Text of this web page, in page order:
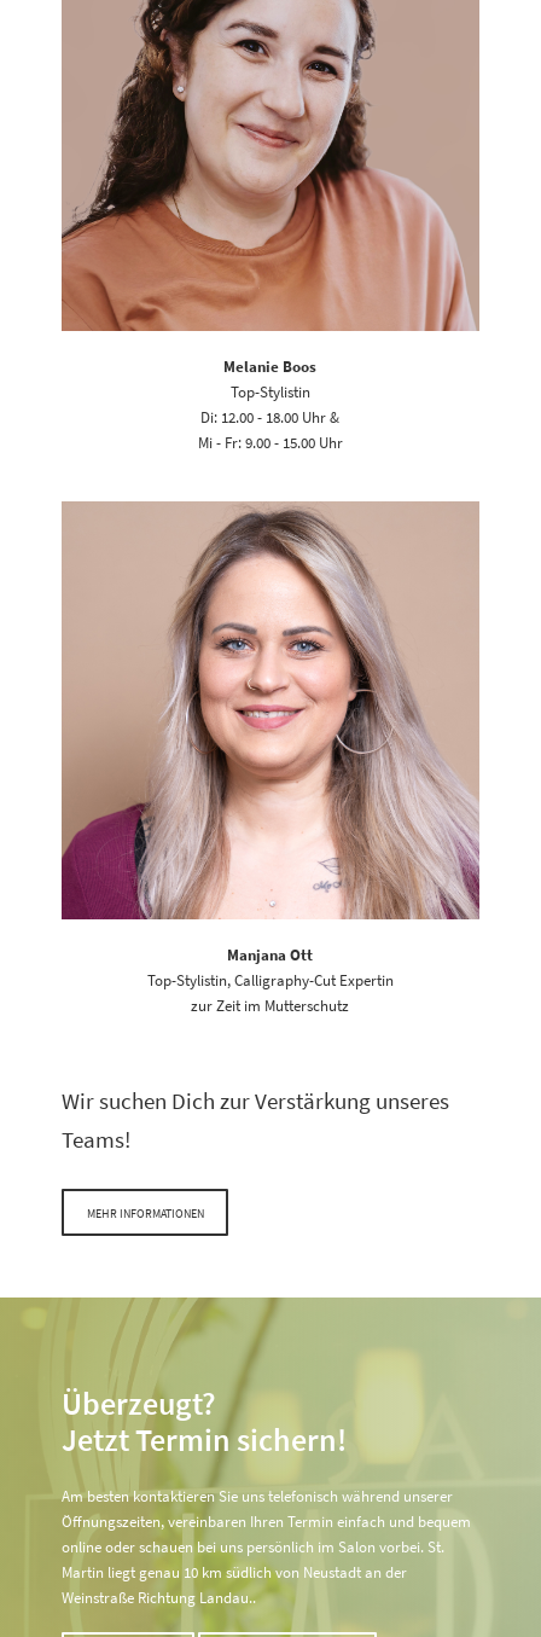
Melanie Boos
Top-Stylistin
Di: 12.00 - 18.00 Uhr &
Mi - Fr: 9.00 - 15.00 Uhr
Manjana Ott
Top-Stylistin, Calligraphy-Cut Expertin
zur Zeit im Mutterschutz
Wir suchen Dich zur Verstärkung unseres
Teams!
MEHR INFORMATIONEN
Überzeugt?
Jetzt Termin sichern!
Am besten kontaktieren Sie uns telefonisch während unserer
Öffnungszeiten, vereinbaren Ihren Termin einfach und bequem
online oder schauen bei uns persönlich im Salon vorbei. St.
Martin liegt genau 10 km südlich von Neustadt an der
Weinstraße Richtung Landau..